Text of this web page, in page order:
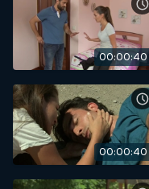
00:00:40
00:00:40